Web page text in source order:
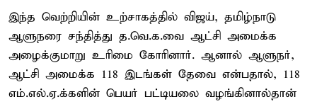
இந்த வெற்றியின் உற்சாகத்தில் விஜய், தமிழ்நாடு
ஆளுநரை சந்தித்து த.வெ.க.வை ஆட்சி அமைக்க
அழைக்குமாறு உரிமை கோரினார். ஆனால் ஆளுநர்,
ஆட்சி அமைக்க 118 இடங்கள் தேவை என்பதால், 118
எம்.எல்.ஏ.க்களின் பெயர் பட்டியலை வழங்கினால்தான்